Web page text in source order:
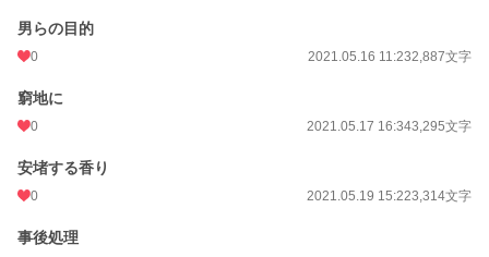
男らの目的
0 2021.05.16 11:232,887文字
窮地に
0 2021.05.17 16:343,295文字
安堵する香り
0 2021.05.19 15:223,314文字
事後処理